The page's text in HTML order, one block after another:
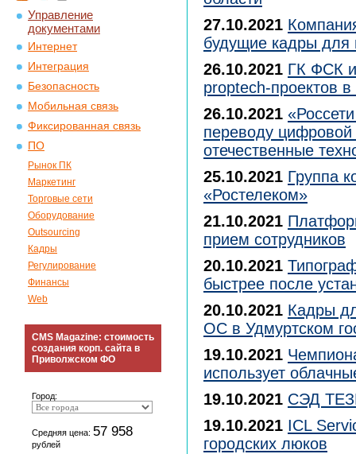
Управление
документами
Интернет
Интеграция
Безопасность
Мобильная связь
Фиксированная связь
ПО
Рынок ПК
Маркетинг
Торговые сети
Оборудование
Outsourcing
Кадры
Регулирование
Финансы
Web
CMS Magazine: стоимость
создания корп. сайта в
Приволжском ФО
Город:
Средняя цена: 57 958
рублей
27.10.2021
будущие кадры для
26.10.2021 ГК ФСК и
proptech-проектов
26.10.2021
переводу цифровой
отечественные
25.10.2021 Группа
«Ростелеком»
21.10.2021
прием сотрудников
20.10.2021
быстрее после
20.10.2021 Кадры
ОС в Удмуртском
19.10.2021
использует
19.10.2021 СЭД
19.10.2021 ICL
городских люков